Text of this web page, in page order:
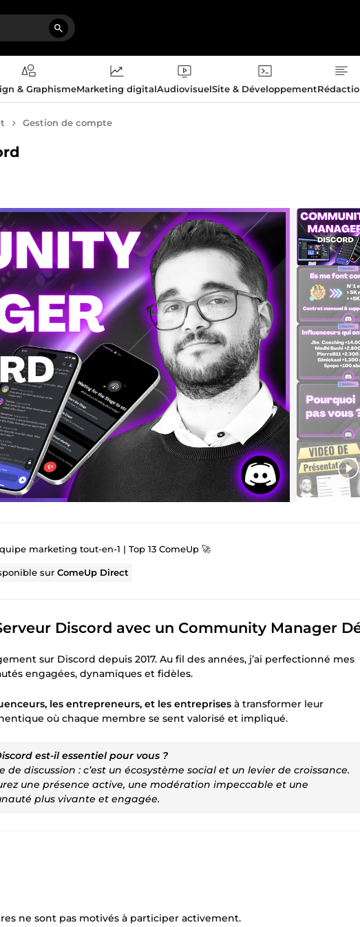
& GraphismeMarketing digitalAudiovisuelSite & Développement
Gestion de compte
marketing tout-en-1 | Top 13 ComeUp 🚀
surComeUp Direct
Discord avec un Community Manager
sur Discord depuis 2017. Au fil des années, j’ai perfectionné mes
engagées, dynamiques et fidèles.
les entrepreneurs, et les entreprises à transformer leur
où chaque membre se sent valorisé et impliqué.
est-il essentiel pour vous ?
discussion : c’est un écosystème social et un levier de croissance.
une présence active, une modération impeccable et une
plus vivante et engagée.
ne sont pas motivés à participer activement.